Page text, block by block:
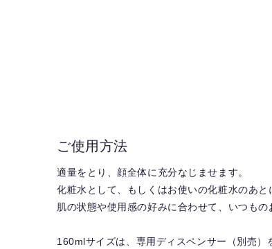
ご使用方法
適量をとり、顔全体に充分なじませます。
化粧水として、もしくはお使いの化粧水のあと
肌の状態や使用感の好みに合わせて、いつも
160mlサイズは、専用ディスペンサー（別売）